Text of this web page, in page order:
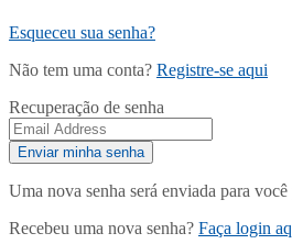
Esqueceu sua senha?
Não tem uma conta? Registre-se aqui
Recuperação de senha
Uma nova senha será enviada para
Recebeu uma nova senha? Faça login